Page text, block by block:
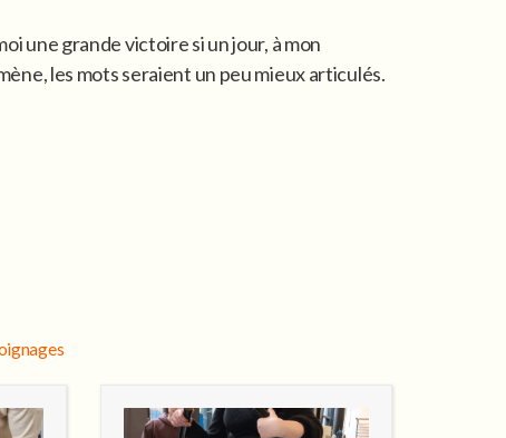
une grande victoire si un jour, à mon
les mots seraient un peu mieux articulés.